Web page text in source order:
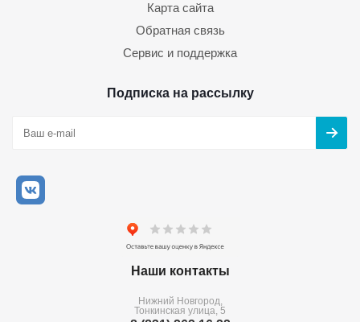
Карта сайта
Обратная связь
Сервис и поддержка
Подписка на рассылку
Наши контакты
Нижний Новгород,
Тонкинская улица, 5